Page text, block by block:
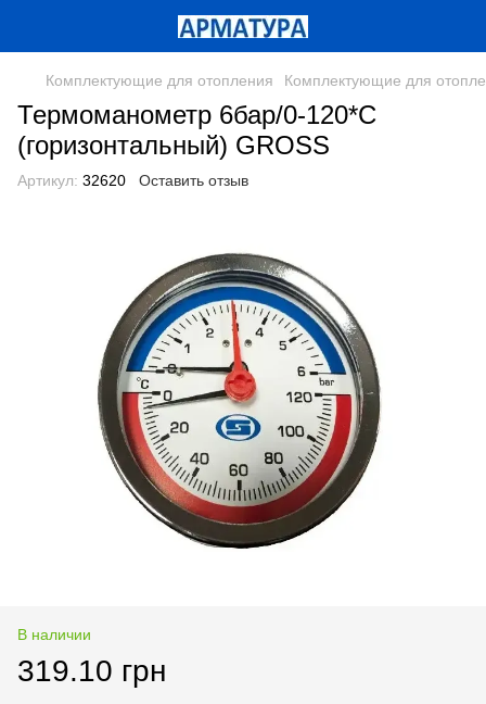
Комплектующие для отопления Комплектующие для
Термоманометр 6бар/0-120*С
(горизонтальный) GROSS
Артикул: 32620 Оставить отзыв
В наличии
319.10 грн